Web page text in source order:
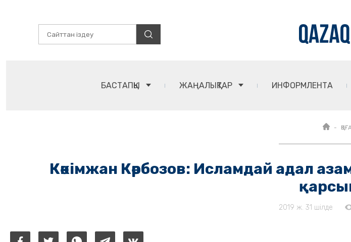
БАСТАПҚЫ ЖАҢАЛЫҚТАР ИНФОРМЛЕНТА
Кәкімжан Кәрбозов: Исламдай адал
2019 ж. 31 шілде